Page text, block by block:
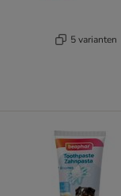
5 varianten